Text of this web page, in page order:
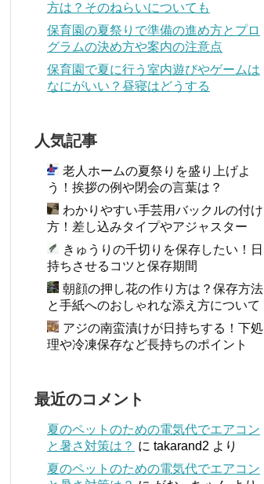
方は？そのねらいについても
保育園の夏祭りで準備の進め方とプロ
グラムの決め方や案内の注意点
保育園で夏に行う室内遊びやゲームは
なにがいい？昼寝はどうする
人気記事
老人ホームの夏祭りを盛り上げよ
う！挨拶の例や閉会の言葉は？
わかりやすい手芸用バックルの付け
方！差し込みタイプやアジャスター
きゅうりの千切りを保存したい！日
持ちさせるコツと保存期間
朝顔の押し花の作り方は？保存方法
と手紙へのおしゃれな添え方について
アジの南蛮漬けが日持ちする！下処
理や冷凍保存など長持ちのポイント
最近のコメント
夏のペットのための電気代でエアコン
と暑さ対策は？ に takarand2 より
夏のペットのための電気代でエアコン